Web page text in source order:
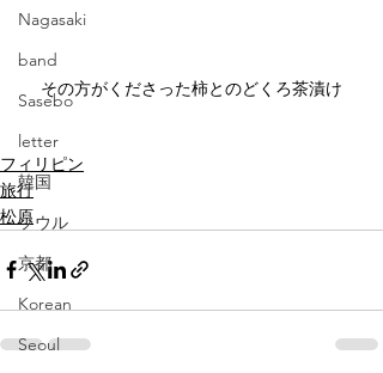
Nagasaki
band
Sasebo
letter
韓国
ソウル
京都
Korean
Seoul
その方がくださった柿とのどくろ茶漬け
フィリピン
旅行
松原